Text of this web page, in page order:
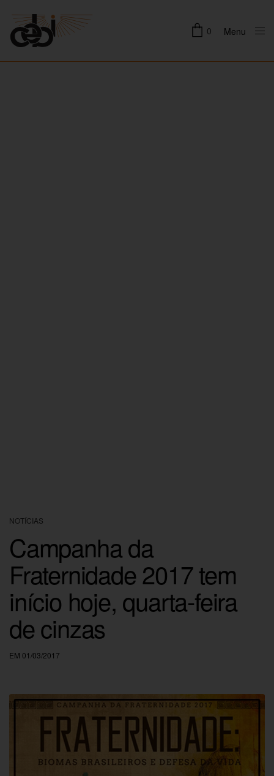
0 Menu
NOTÍCIAS
Campanha da
Fraternidade 2017 tem
início hoje, quarta-feira
de cinzas
EM 01/03/2017